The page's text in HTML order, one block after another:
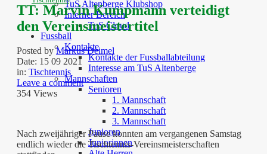
TuS Altenberge Klubshop
Interner Bereich
TuS Cloud
Fussball
Kontakte
Kontakte der Fussballabteilung
Interesse am TuS Altenberge
Mannschaften
Senioren
1. Mannschaft
2. Mannschaft
3. Mannschaft
Junioren
Juniorinnen
TT: Marvin Kumpmann verteidigt
den Vereinsmeistertitel
Posted byMarkus Deimel
Date: 15 09 2021
in: Tischtennis
Leave a comment
354 Views
Nach zweijähriger Pause konnten am vergangenen Samstag
endlich wieder die Tischtennis-Vereinsmeisterschaften